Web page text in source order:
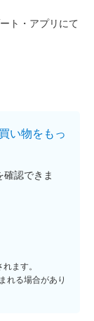
ト・アプリにて
い物をもっ
認できま
ます。
れる場合があり